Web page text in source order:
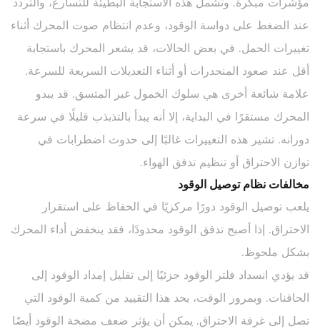
عند الضغط على دواسة الوقود، وعدم انتظام صوت المحرك أثناء
تغييرات الحمل. في بعض الحالات، قد يشعر المحرك باستجابة
أقل عند صعود المنحدرات أو أثناء التعديلات السريعة للسرعة.
علامة شائعة أخرى هي سلوك الخمول غير المتسق. قد يبدو
المحرك مستقرًا في البداية، إلا أنه يبدأ بالتذبذب قليلًا في سرعة
دورانه. تشير هذه التغييرات غالبًا إلى حدوث اضطرابات في
توازن الاحتراق أو تنظيم تدفق الهواء.
مخالفات نظام توصيل الوقود
يلعب توصيل الوقود دورًا مركزيًا في الحفاظ على استقرار
الاحتراق. إذا أصبح تدفق الوقود محدودًا، فقد ينخفض ​​أداء المحرك
بشكل ملحوظ.
قد يؤدي انسداد فلتر الوقود جزئيًا إلى تقليل إمداد الوقود إلى
الحاقنات. وبمرور الوقت، يحد هذا التقييد من كمية الوقود التي
تصل إلى غرفة الاحتراق. يمكن أن يؤثر ضعف مضخة الوقود أيضًا